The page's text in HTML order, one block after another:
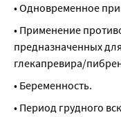
• Одновременное
• Применение
предназначенных
глекапревира/
• Беременность.
• Период грудного